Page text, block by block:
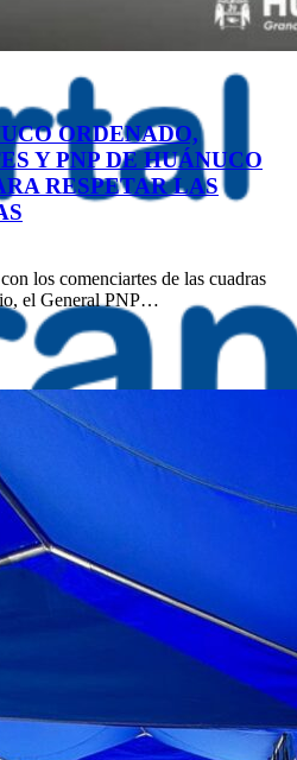
ORDENADO,
Y PNP DE HUÁNUCO
RESPETAR LAS
los comenciartes de las cuadras
el General PNP…